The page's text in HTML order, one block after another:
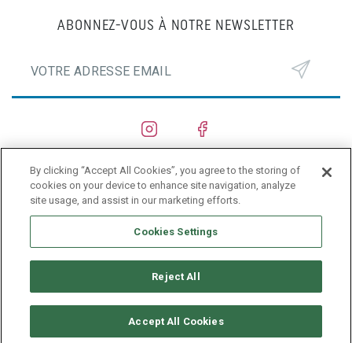
CHANTIERS NAVALS
PRIVACY POLICY
ABONNEZ-VOUS À NOTRE NEWSLETTER
By clicking “Accept All Cookies”, you agree to the storing of
cookies on your device to enhance site navigation, analyze
site usage, and assist in our marketing efforts.
Cookies Settings
Reject All
Accept All Cookies